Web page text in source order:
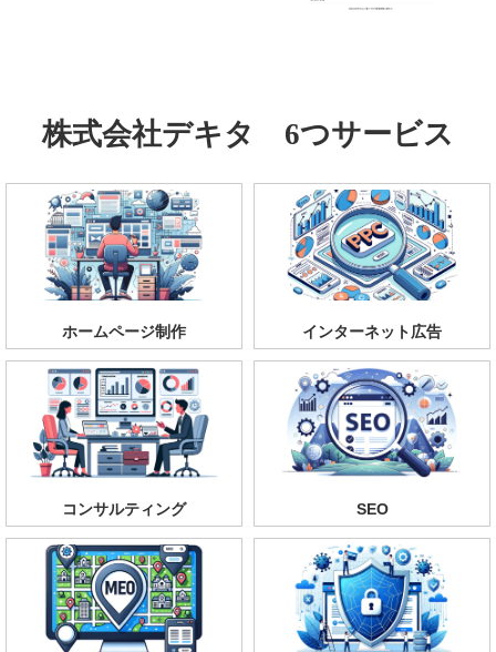
株式会社デキタ 6つサービス
ホームページ制作 インターネット広告
コンサルティング SEO